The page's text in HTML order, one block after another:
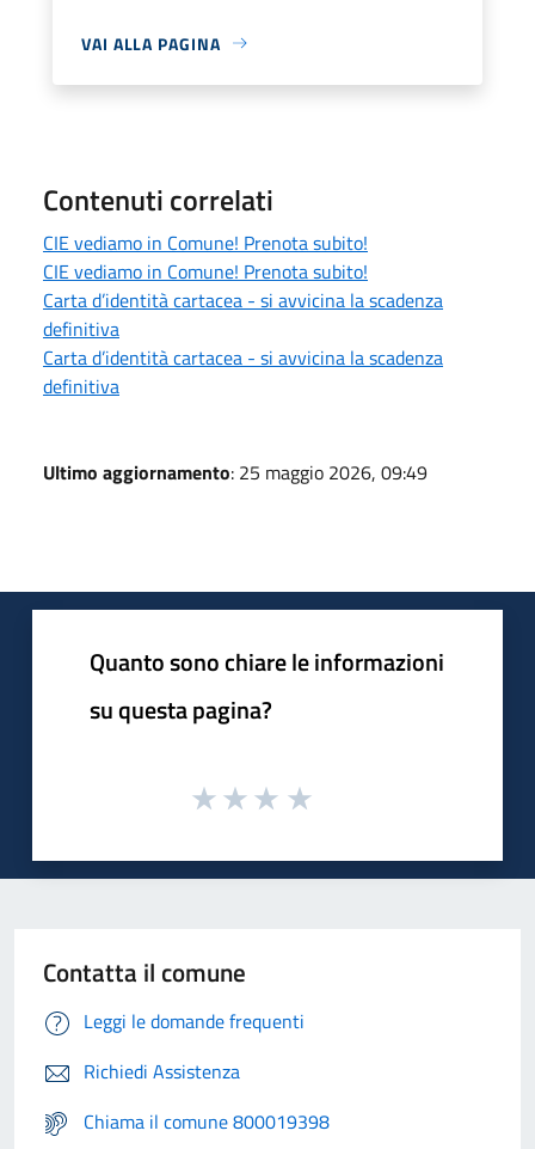
VAI ALLA PAGINA
Contenuti correlati
CIE vediamo in Comune! Prenota subito!
CIE vediamo in Comune! Prenota subito!
Carta d’identità cartacea - si avvicina la scadenza
definitiva
Carta d’identità cartacea - si avvicina la scadenza
definitiva
Ultimo aggiornamento: 25 maggio 2026, 09:49
Quanto sono chiare le informazioni
su questa pagina?
Contatta il comune
Leggi le domande frequenti
Richiedi Assistenza
Chiama il comune 800019398